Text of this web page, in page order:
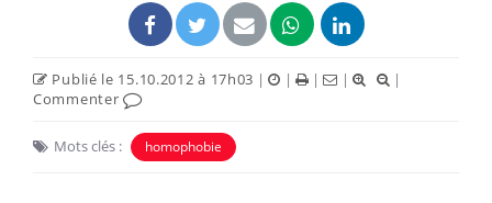
Publié le 15.10.2012 à 17h03 | | | |
|
Commenter
Mots clés : homophobie